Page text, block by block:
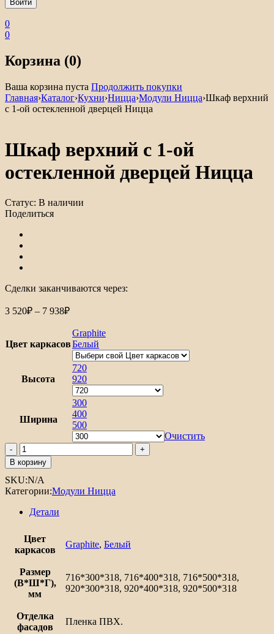
0
0
Корзина (0)
Ваша корзина пуста Продолжить покупки
Главная›Каталог›Кухни›Ницца›Модули Ницца›Шкаф верхний
с 1-ой остекленной дверцей Ницца
Шкаф верхний с 1-ой
остекленной дверцей Ницца
Статус: В наличии
Поделиться
Сделки заканчиваются через:
3 520₽ – 7 938₽Диапазон
3
520₽
7
938₽
Цвет каркасов
Graphite
Белый
Высота
720
920
Ширина
300
400
500
Очистить
Количество
товара
Шкаф
верхний
с
ой
дверцей
Ницца
В корзину
SKU:N/A
Категории:Модули Ницца
Детали
Цвет
каркасов
Graphite, Белый
Размер
(В*Ш*Г),
мм
716*300*318, 716*400*318, 716*500*318,
920*300*318, 920*400*318, 920*500*318
Отделка
фасадов
Пленка ПВХ.